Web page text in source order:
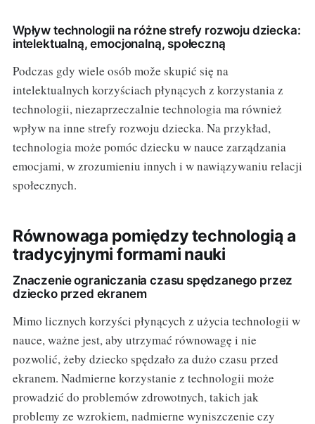
Wpływ technologii na różne strefy rozwoju dziecka:
intelektualną, emocjonalną, społeczną
Podczas gdy wiele osób može skupić się na
intelektualnych korzyściach płynących z korzystania z
technologii, niezaprzeczalnie technologia ma również
wpływ na inne strefy rozwoju dziecka. Na przykład,
technologia może pomóc dziecku w nauce zarządzania
emocjami, w zrozumieniu innych i w nawiązywaniu relacji
społecznych.
Równowaga pomiędzy technologią a
tradycyjnymi formami nauki
Znaczenie ograniczania czasu spędzanego przez
dziecko przed ekranem
Mimo licznych korzyści płynących z użycia technologii w
nauce, ważne jest, aby utrzymać równowagę i nie
pozwolić, żeby dziecko spędzało za dużo czasu przed
ekranem. Nadmierne korzystanie z technologii może
prowadzić do problemów zdrowotnych, takich jak
problemy ze wzrokiem, nadmierne wyniszczenie czy